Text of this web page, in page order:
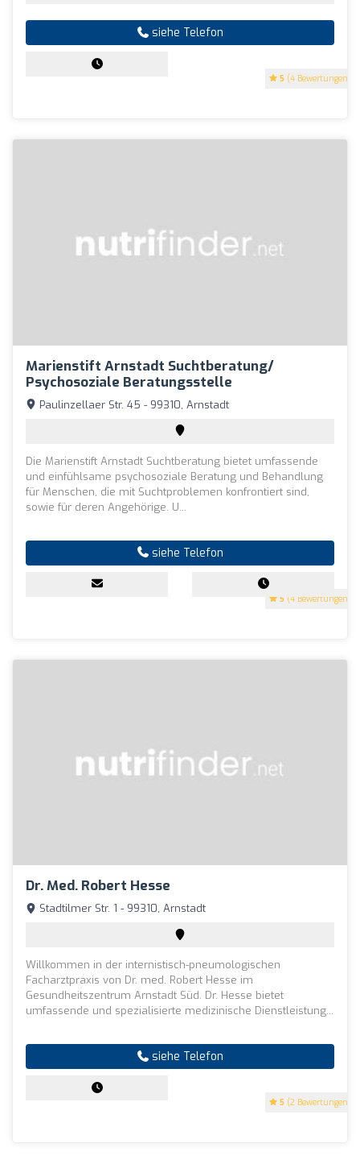
5 (4 Bewertungen)
siehe Telefon
Marienstift Arnstadt Suchtberatung/
Psychosoziale Beratungsstelle
5 (4 Bewertungen)
Paulinzellaer Str. 45 - 99310, Arnstadt
Die Marienstift Arnstadt Suchtberatung bietet umfassende
und einfühlsame psychosoziale Beratung und Behandlung
für Menschen, die mit Suchtproblemen konfrontiert sind,
sowie für deren Angehörige. U...
siehe Telefon
Dr. Med. Robert Hesse
5 (2 Bewertungen)
Stadtilmer Str. 1 - 99310, Arnstadt
Willkommen in der internistisch-pneumologischen
Facharztpraxis von Dr. med. Robert Hesse im
Gesundheitszentrum Arnstadt Süd. Dr. Hesse bietet
umfassende und spezialisierte medizinische Dienstleistung...
siehe Telefon